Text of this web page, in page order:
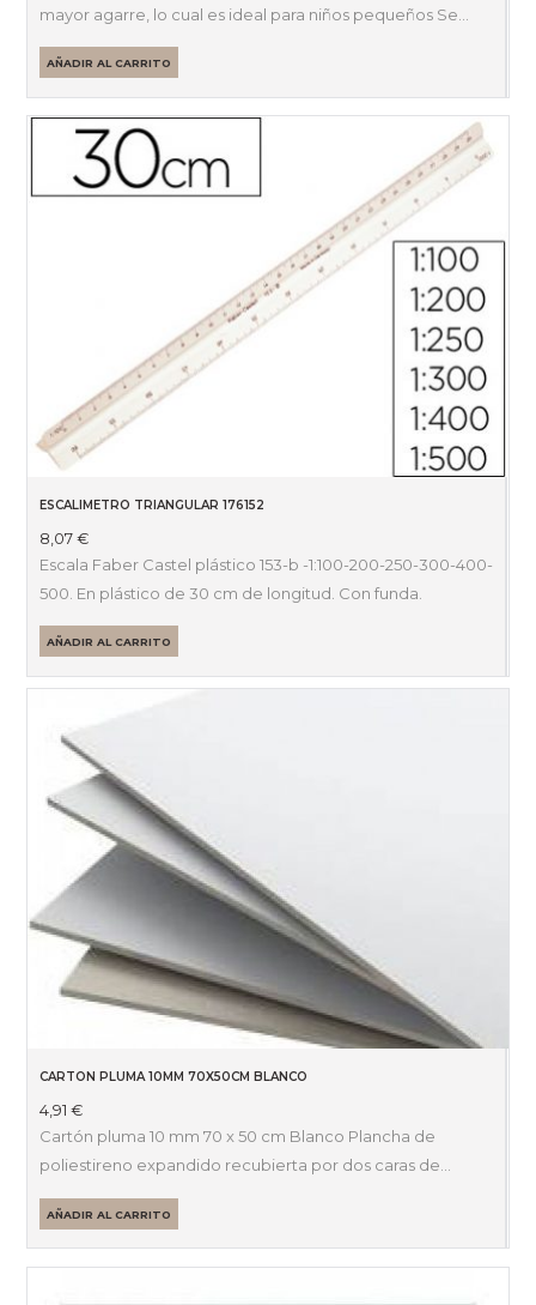
mayor agarre, lo cual es ideal para niños pequeños Se…
AÑADIR AL CARRITO
ESCALIMETRO TRIANGULAR 176152
8,07€
Escala Faber Castel plástico 153-b -1:100-200-250-300-400-
500. En plástico de 30 cm de longitud. Con funda.
AÑADIR AL CARRITO
CARTON PLUMA 10MM 70X50CM BLANCO
4,91€
Cartón pluma 10 mm 70 x 50 cm Blanco Plancha de
poliestireno expandido recubierta por dos caras de…
AÑADIR AL CARRITO